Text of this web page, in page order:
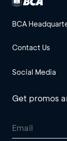
BCA
Contact Us
Social Media
Get promos